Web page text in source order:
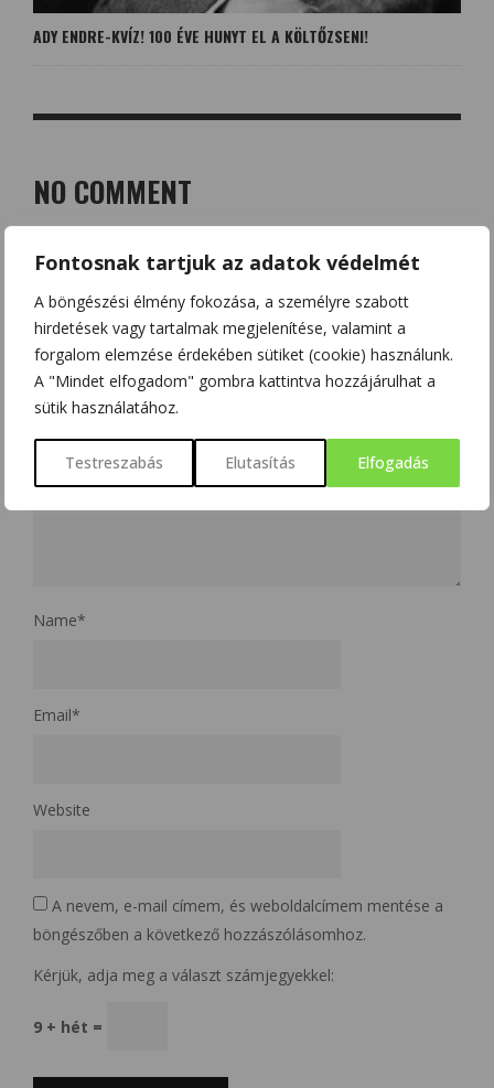
Fontosnak tartjuk az adatok védelmét
A böngészési élmény fokozása, a személyre szabott
hirdetések vagy tartalmak megjelenítése, valamint a
forgalom elemzése érdekében sütiket (cookie) használunk.
A "Mindet elfogadom" gombra kattintva hozzájárulhat a
sütik használatához.
Testreszabás Elutasítás Elfogadás
ADY ENDRE-KVÍZ! 100 ÉVE HUNYT EL A KÖLTŐZSENI!
NO COMMENT
LEAVE A REPLY
Az e-mail címet nem tesszük közzé. A kötelező mezőket
karakterrel jelöltük
Name*
Email*
Website
A nevem, e-mail címem, és weboldalcímem mentése a
böngészőben a következő hozzászólásomhoz.
Kérjük, adja meg a választ számjegyekkel:
9 + hét =